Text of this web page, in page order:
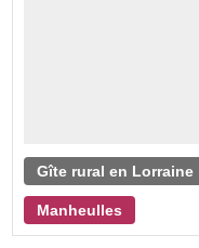
Gîte rural en Lorraine
Manheulles